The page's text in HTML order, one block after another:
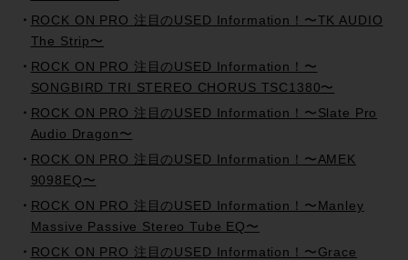
ROCK ON PRO 注目のUSED Information！〜TK AUDIO
The Strip〜
ROCK ON PRO 注目のUSED Information！〜
SONGBIRD TRI STEREO CHORUS TSC1380〜
ROCK ON PRO 注目のUSED Information！〜Slate Pro
Audio Dragon〜
ROCK ON PRO 注目のUSED Information！〜AMEK
9098EQ〜
ROCK ON PRO 注目のUSED Information！〜Manley
Massive Passive Stereo Tube EQ〜
ROCK ON PRO 注目のUSED Information！〜Grace